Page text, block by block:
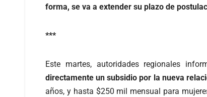
forma, se va a extender su plazo de
***
Este martes, autoridades regionales
directamente un subsidio por la nueva
años, y hasta $250 mil mensual para